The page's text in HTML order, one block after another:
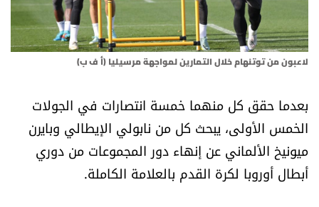
نداء القرّاء
خاص الموقع
كتّابنا
تحت المجهر
آراء
لاعبون من توتنهام خلال التمارين لمواجهة مرسيليا (أ ف ب)
بعدما حقق كل منهما خمسة انتصارات في الجولات
الخمس الأولى، يبحث كل من نابولي الإيطالي وبايرن
ميونيخ الألماني عن إنهاء دور المجموعات من دوري
أبطال أوروبا لكرة القدم بالعلامة الكاملة.